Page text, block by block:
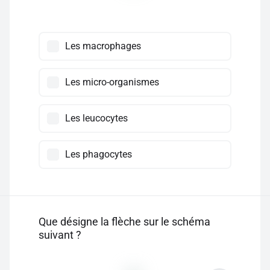
Les macrophages
Les micro-organismes
Les leucocytes
Les phagocytes
Que désigne la flèche sur le schéma
suivant ?